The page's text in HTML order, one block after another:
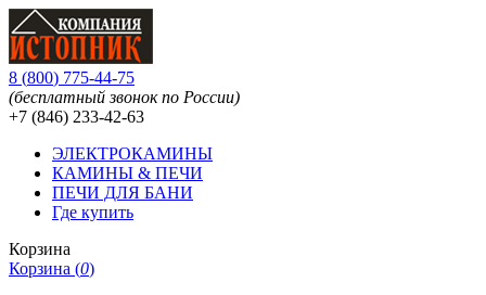
8 (800) 775-44-75
(бесплатный звонок по России)
+7 (846) 233-42-63
ЭЛЕКТРОКАМИНЫ
КАМИНЫ & ПЕЧИ
ПЕЧИ ДЛЯ БАНИ
Где купить
Корзина
Корзина (0)